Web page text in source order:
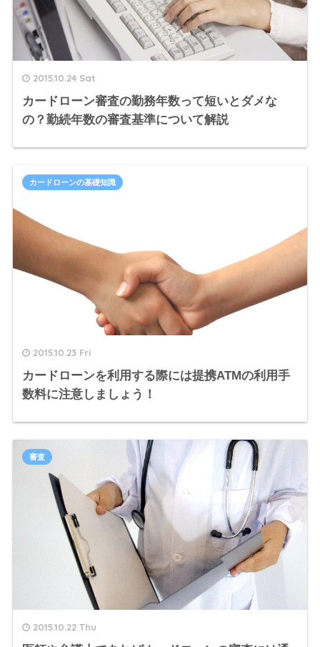
2015.10.24 Sat
カードローン審査の勤務年数って短いとダメな
の？勤続年数の審査基準について解説
2015.10.23 Fri
カードローンを利用する際には提携ATMの利用手
数料に注意しましょう！
カードローンの基礎知識
2015.10.22 Thu
審査